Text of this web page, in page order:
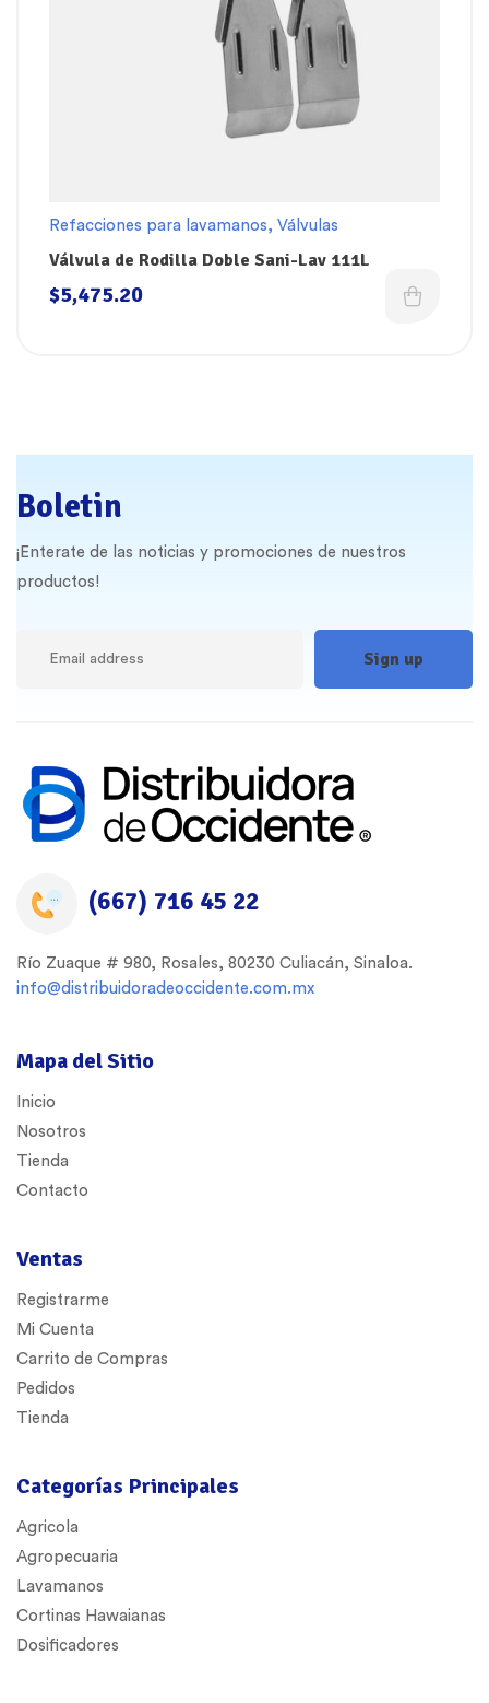
Refacciones para lavamanos, Válvulas
Válvula de Rodilla Doble Sani-Lav 111L
$5,475.20
Boletin
¡Enterate de las noticias y promociones de nuestros
productos!
Mapa del Sitio
Inicio
Nosotros
Tienda
Contacto
Ventas
Registrarme
Mi Cuenta
Carrito de Compras
Pedidos
Tienda
Categorías Principales
Agricola
Agropecuaria
Lavamanos
Cortinas Hawaianas
Dosificadores
(667) 716 45 22
Río Zuaque # 980, Rosales, 80230 Culiacán, Sinaloa.
info@distribuidoradeoccidente.com.mx